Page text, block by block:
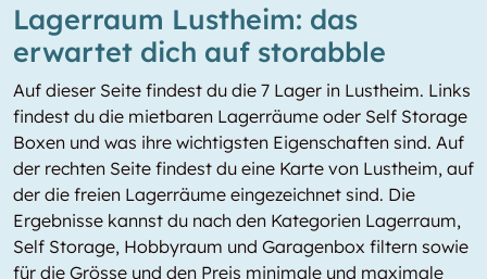
Lagerraum Lustheim: das
erwartet dich auf storabble
Auf dieser Seite findest du die 7 Lager in Lustheim. Links
findest du die mietbaren Lagerräume oder Self Storage
Boxen und was ihre wichtigsten Eigenschaften sind. Auf
der rechten Seite findest du eine Karte von Lustheim, auf
der die freien Lagerräume eingezeichnet sind. Die
Ergebnisse kannst du nach den Kategorien Lagerraum,
Self Storage, Hobbyraum und Garagenbox filtern sowie
für die Grösse und den Preis minimale und maximale